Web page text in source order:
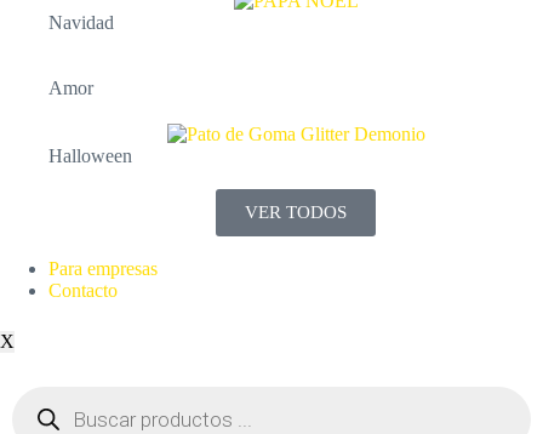
Navidad
Amor
Halloween
VER TODOS
Para empresas
Contacto
X